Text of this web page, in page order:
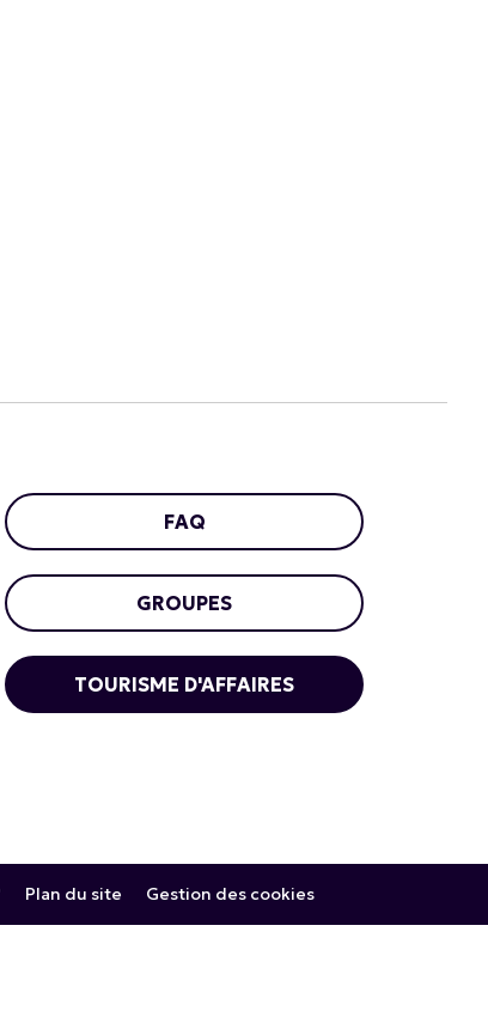
FAQ
GROUPES
TOURISME D'AFFAIRES
Plan du site Gestion des cookies